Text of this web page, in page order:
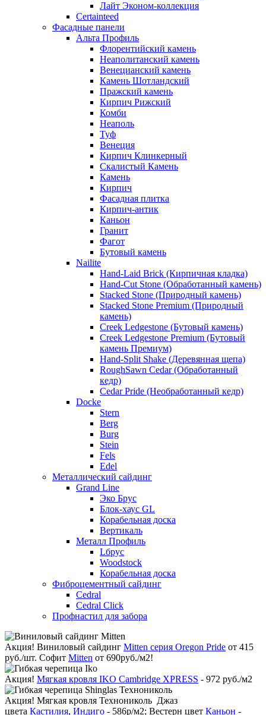
Лайт Эконом-коллекция
Certainteed
Фасадные панели
Альта Профиль
Флорентийский камень
Неаполитанский камень
Венецианский камень
Камень Шотландский
Пражский камень
Кирпич Рижский
Комби
Неаполь
Туф
Венеция
Кирпич Клинкерный
Скалистый Камень
Камень
Кирпич
Фасадная плитка
Кирпич-антик
Каньон
Гранит
Фагот
Бутовый камень
Nailite
Hand-Laid Brick (Кирпичная кладка)
Hand-Cut Stone (Обработанный камень)
Stacked Stone (Природный камень)
Stacked Stone Premium (Природный
камень)
Creek Ledgestone (Бутовый камень)
Creek Ledgestone Premium (Бутовый
камень Премиум)
Hand-Split Shake (Деревянная щепа)
RoughSawn Cedar (Обработанный
кедр)
Cedar Pride (Необработанный кедр)
Docke
Stern
Berg
Burg
Stein
Fels
Edel
Металлический сайдинг
Grand Line
Эко Брус
Блок-хаус GL
Корабельная доска
Вертикаль
Металл Профиль
Lбрус
Woodstock
Корабельная доска
Фиброцементный сайдинг
Cedral
Cedral Click
Профнастил для забора
Акция! Виниловый сайдинг Mitten серия Oregon Pride от 415
руб./шт. Софит Mitten от 690руб./м2!
Акция! Мягкая кровля IKO Cambridge XPRESS - 972 руб./м2
Акция! Мягкая кровля Технониколь Джаз
цвета Кастилия, Индиго - 586р/м2; Вестерн цвет Каньон -